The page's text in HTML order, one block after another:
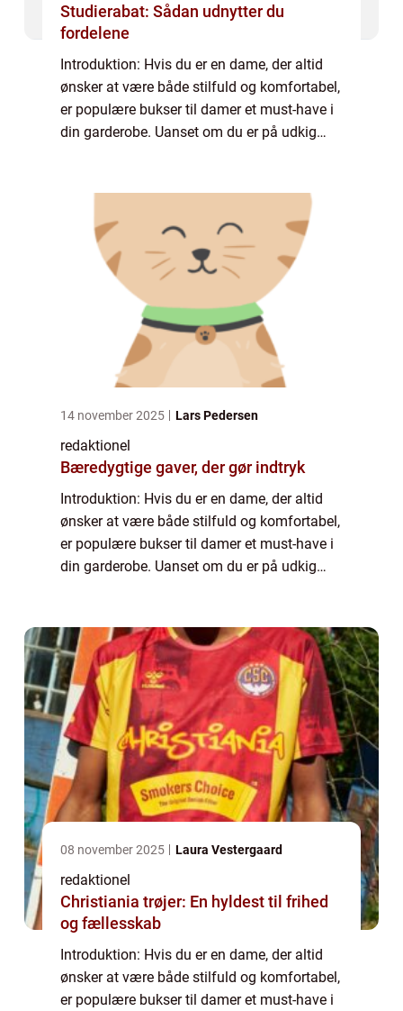
Studierabat: Sådan udnytter du
fordelene
Introduktion: Hvis du er en dame, der altid
ønsker at være både stilfuld og komfortabel,
er populære bukser til damer et must-have i
din garderobe. Uanset om du er på udkig
14 november 2025 Lars Pedersen
redaktionel
Bæredygtige gaver, der gør indtryk
Introduktion: Hvis du er en dame, der altid
ønsker at være både stilfuld og komfortabel,
er populære bukser til damer et must-have i
din garderobe. Uanset om du er på udkig
08 november 2025 Laura Vestergaard
redaktionel
Christiania trøjer: En hyldest til frihed
og fællesskab
Introduktion: Hvis du er en dame, der altid
ønsker at være både stilfuld og komfortabel,
er populære bukser til damer et must-have i